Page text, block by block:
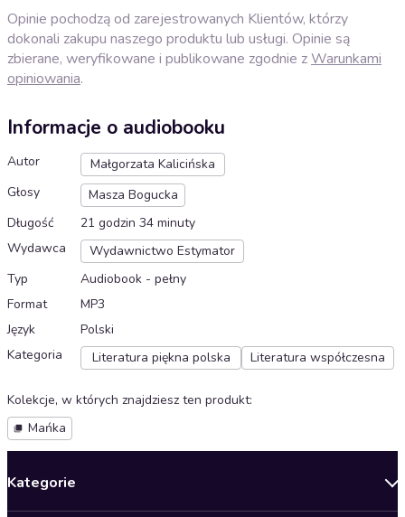
Opinie pochodzą od zarejestrowanych Klientów, którzy
dokonali zakupu naszego produktu lub usługi. Opinie są
zbierane, weryfikowane i publikowane zgodnie zWarunkami
opiniowania.
Informacje o audiobooku
Autor
Małgorzata Kalicińska
Głosy
Masza Bogucka
Długość
21 godzin 34 minuty
Wydawca
Wydawnictwo Estymator
Typ
Audiobook - pełny
Format
MP3
Język
Polski
Kategoria
Literatura piękna polska Literatura współczesna
Kolekcje, w których znajdziesz ten produkt:
Mańka
Kategorie